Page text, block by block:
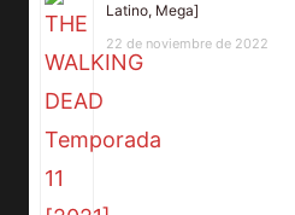
Latino, Mega]
22 de noviembre de 2022